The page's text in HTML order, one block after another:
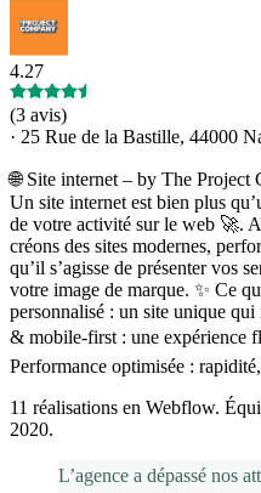
4.27
(3 avis)
· 25 Rue de la Bastille, 44000
🌐 Site internet – by The Project
Un site internet est bien plus
de votre activité sur le web 🚀.
créons des sites modernes,
qu’il s’agisse de présenter vos
votre image de marque. ✨ Ce
personnalisé : un site unique
& mobile-first : une expérience
Performance optimisée :
11 réalisations en Webflow.
2020.
L’agence a dépassé nos